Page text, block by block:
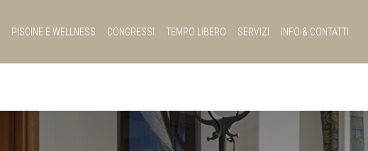
PISCINE E WELLNESS CONGRESSI TEMPO LIBERO SERVIZI INFO & CONTATTI